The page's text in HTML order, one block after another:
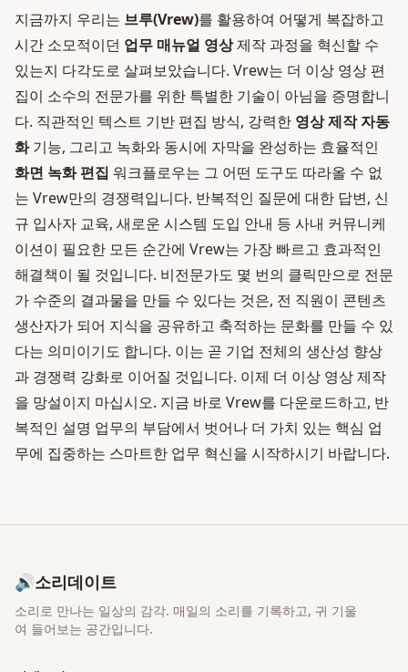
지금까지 우리는 브루(Vrew)를 활용하여 어떻게 복잡하고
시간 소모적이던 업무 매뉴얼 영상제작 과정을 혁신할 수
있는지 다각도로 살펴보았습니다. Vrew는 더 이상 영상 편
집이 소수의 전문가를 위한 특별한 기술이 아님을 증명합니
다. 직관적인 텍스트 기반 편집 방식, 강력한 영상 제작 자동
화기능, 그리고 녹화와 동시에 자막을 완성하는 효율적인
화면 녹화 편집 워크플로우는 그 어떤 도구도 따라올 수 없
는 Vrew만의 경쟁력입니다. 반복적인 질문에 대한 답변, 신
규 입사자 교육, 새로운 시스템 도입 안내 등 사내 커뮤니케
이션이 필요한 모든 순간에 Vrew는 가장 빠르고 효과적인
해결책이 될 것입니다. 비전문가도 몇 번의 클릭만으로 전문
가 수준의 결과물을 만들 수 있다는 것은, 전 직원이 콘텐츠
생산자가 되어 지식을 공유하고 축적하는 문화를 만들 수 있
다는 의미이기도 합니다. 이는 곧 기업 전체의 생산성 향상
과 경쟁력 강화로 이어질 것입니다. 이제 더 이상 영상 제작
을 망설이지 마십시오. 지금 바로 Vrew를 다운로드하고, 반
복적인 설명 업무의 부담에서 벗어나 더 가치 있는 핵심 업
무에 집중하는 스마트한 업무 혁신을 시작하시기 바랍니다.
🔊소리데이트
소리로 만나는 일상의 감각. 매일의 소리를 기록하고, 귀 기울
여 들어보는 공간입니다.